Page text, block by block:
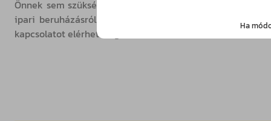
Önnek sem szükséges kompromisszumokat kötnie – a
ipari beruházásról. Használja ki a raktárkészlet
kapcsolatot elérhetőségeinken!
Ha